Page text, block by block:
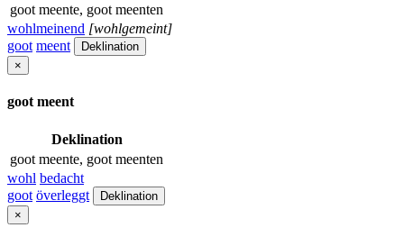
goot meente, goot meenten
wohlmeinend [wohlgemeint]
goot meent
Deklination
×
goot meent
Deklination
goot meente, goot meenten
wohl bedacht
goot överleggt
Deklination
×